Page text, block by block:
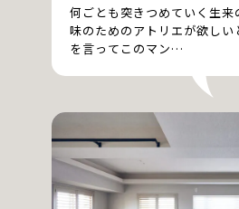
何ごとも突きつめていく生来
味のためのアトリエが欲しい
を言ってこのマン…